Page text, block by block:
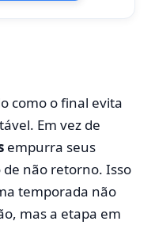
como o final evita
Em vez de
empurra seus
não retorno. Isso
temporada não
mas a etapa em